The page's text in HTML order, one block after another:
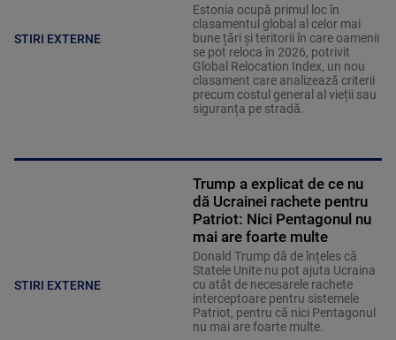
STIRI EXTERNE
Estonia ocupă primul loc în
clasamentul global al celor mai
bune țări și teritorii în care oamenii
se pot reloca în 2026, potrivit
Global Relocation Index, un nou
clasament care analizează criterii
precum costul general al vieții sau
siguranța pe stradă.
STIRI EXTERNE
Trump a explicat de ce nu
dă Ucrainei rachete pentru
Patriot: Nici Pentagonul nu
mai are foarte multe
Donald Trump dă de înțeles că
Statele Unite nu pot ajuta Ucraina
cu atât de necesarele rachete
interceptoare pentru sistemele
Patriot, pentru că nici Pentagonul
nu mai are foarte multe.